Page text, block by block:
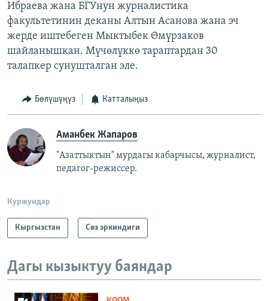
Ибраева жана БГУнун журналистика
факультетинин деканы Алтын Асанова жана эч
жерде иштебеген Мыктыбек Өмүрзаков
шайланышкан. Мүчөлүккө тараптардан 30
талапкер сунушталган эле.
Бөлүшүңүз Катталыңыз
Аманбек Жапаров
"Азаттыктын" мурдагы кабарчысы, журналист,
педагог-режиссер.
Куржундар
Кыргызстан Сөз эркиндиги
Дагы кызыктуу баяндар